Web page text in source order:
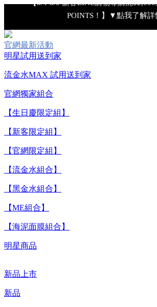
POINTS！】▼點我了解詳
【綁定中信LINE Pay卡享最高6%回饋
【重要公告】IPSA 無法驗證非官方通路銷
【8/7-8/9 下單加碼送全效輕透UV防曬乳
【全新流金水MAX 百元試用送到家！再
官網最新活動
明星試用送到家
流金水MAX 試用送到家
官網獨家組合
【生日慶限定組】
【新客限定組】
【官網限定組】
【流金水組合】
【黑金水組合】
【ME組合】
【海泥面膜組合】
明星商品
新品上市
新品